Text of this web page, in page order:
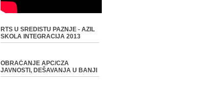
RTS U SREDISTU PAZNJE - AZIL
SKOLA INTEGRACIJA 2013
OBRAĆANJE APC/CZA
JAVNOSTI, DEŠAVANJA U BANJI